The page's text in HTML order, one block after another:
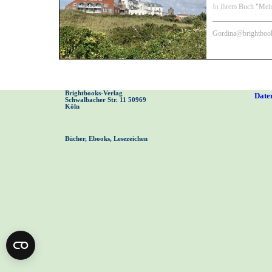
noch die Vermehrer.
In ihrem Buch
beschreibt die Juist-
die viele Jahre auf
auch ihre Kindheit
die Nordseeinsel.
eigenen
als Feriengast seit
Unten im Artikel
Brightbooks-Verlag
Schwalbacher Str. 11 50969
Köln
Bücher, Ebooks, Lesezeichen